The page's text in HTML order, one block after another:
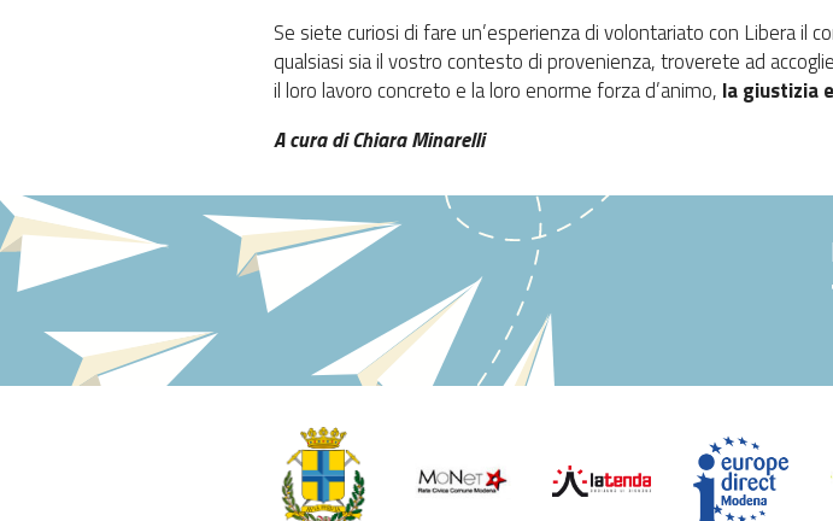
Se siete curiosi di fare un’esperienza di volontariato con Libera il
qualsiasi sia il vostro contesto di provenienza, troverete ad
il loro lavoro concreto e la loro enorme forza d’animo, la giustizia
A cura di Chiara Minarelli